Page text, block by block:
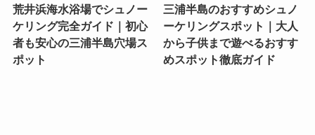
荒井浜海水浴場でシュノー
ケリング完全ガイド｜初心
者も安心の三浦半島穴場ス
ポット
三浦半島のおすすめシュノ
ーケリングスポット｜大人
から子供まで遊べるおすす
めスポット徹底ガイド